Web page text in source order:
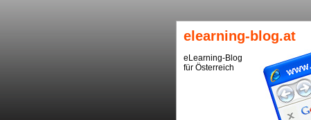
elearning-blog.at
eLearning-Blog
für Österreich